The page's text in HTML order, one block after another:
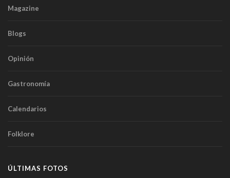
Magazine
Blogs
Opinión
Gastronomía
Calendarios
Folklore
ÚLTIMAS FOTOS